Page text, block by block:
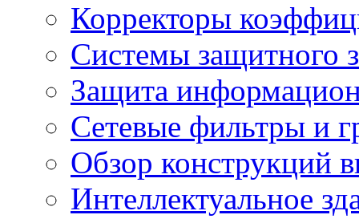
Корректоры
Системы защитного
Защита
Сетевые фильтры и
Обзор конструкций
Интеллектуальное